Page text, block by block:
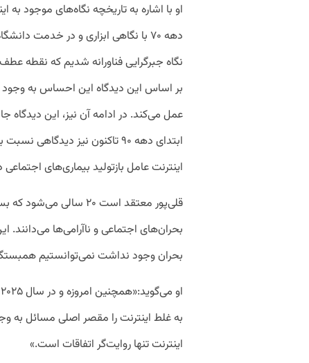
او با اشاره به تاریخچه‌ نگاه‌های موجود به
دهه ۷۰ با نگاهی ابزاری و در خدمت
نگاه جبرگرایی فناورانه شدیم که نقطه
بر اساس این دیدگاه این احساس به
عمل می‌کند. در ادامه آن نیز، این دیدگاه
ابتدای دهه ۹۰ تاکنون نیز
اینترنت عامل بازتولید بیماری‌های
قلی‌پور معتقد است ۲۰
بحران‌های اجتماعی و ناآرامی‌ها می‌دانند.
بحران وجود نداشت نمی‌توانستیم
به غلط اینترنت را مقصر اصلی مسائل به
اینترنت تنها روایت‌گر اتفاقات است.»